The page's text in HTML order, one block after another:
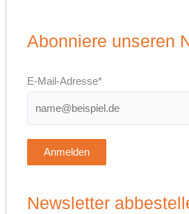
Abonniere unseren
E-Mail-Adresse*
Anmelden
Newsletter